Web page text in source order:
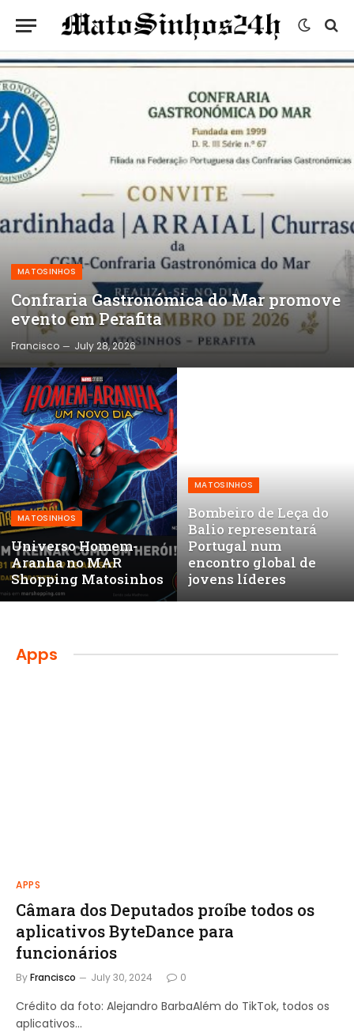
MATOSINHOS
Confraria Gastronómica do Mar promove
evento em Perafita
Francisco July 28, 2026
MATOSINHOS
Universo Homem-
Aranha no MAR
Shopping Matosinhos
MATOSINHOS
Bombeiro de Leça do
Balio representará
Portugal num
encontro global de
jovens líderes
Apps
APPS
Câmara dos Deputados proíbe todos os
aplicativos ByteDance para
funcionários
ByFrancisco July 30, 2024 0
Crédito da foto: Alejandro BarbaAlém do TikTok, todos os
aplicativos…